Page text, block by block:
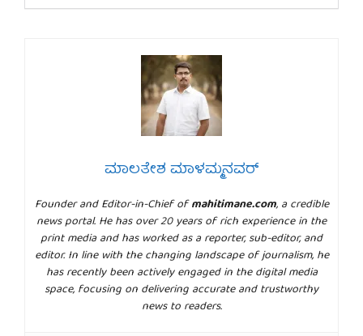
ಮಾಲತೇಶ ಮಾಳಮ್ಮನವರ್
Founder and Editor-in-Chief ofmahitimane.com, a credible
news portal. He has over 20 years of rich experience in the
print media and has worked as a reporter, sub-editor, and
editor. In line with the changing landscape of journalism, he
has recently been actively engaged in the digital media
space, focusing on delivering accurate and trustworthy
news to readers.